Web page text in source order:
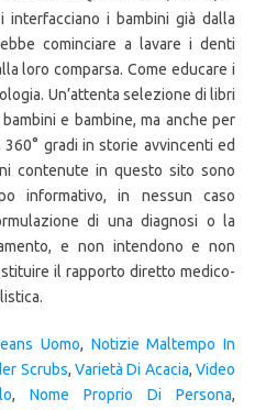
Uomo, Notizie Maltempo In
Scrubs, Varietà Di Acacia, Video
, Nome Proprio Di Persona,